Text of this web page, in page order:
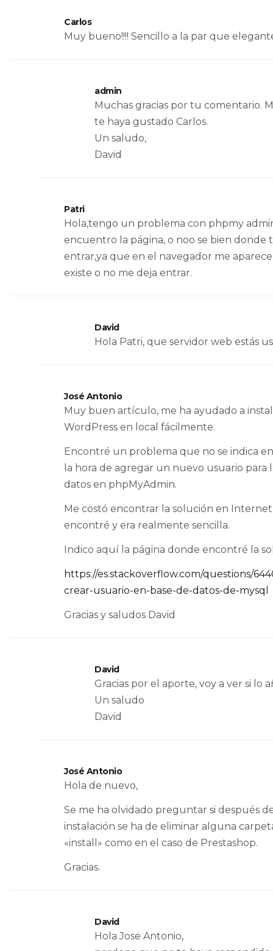
Carlos
Muy bueno!!!! Sencillo a la par que
admin
Muchas gracias por tu comentario.
te haya gustado Carlos.
Un saludo,
David
Patri
Hola,tengo un problema con phpmy
encuentro la página, o noo se bien donde
entrar,ya que en el navegador me
existe o no me deja entrar.
David
Hola Patri, que servidor web estás
José Antonio
Muy buen artículo, me ha ayudado a
WordPress en local fácilmente.
Encontré un problema que no se indica
la hora de agregar un nuevo usuario para
datos en phpMyAdmin.
Me costó encontrar la solución en
encontré y era realmente sencilla.
Indico aquí la página donde encontré la
https://es.stackoverflow.com/questions/
crear-usuario-en-base-de-datos-de-mysql
Gracias y saludos David
David
Gracias por el aporte, voy a ver si lo
Un saludo
David
José Antonio
Hola de nuevo,
Se me ha olvidado preguntar si después
instalación se ha de eliminar alguna
«install» como en el caso de Prestashop.
Gracias.
David
Hola Jose Antonio,